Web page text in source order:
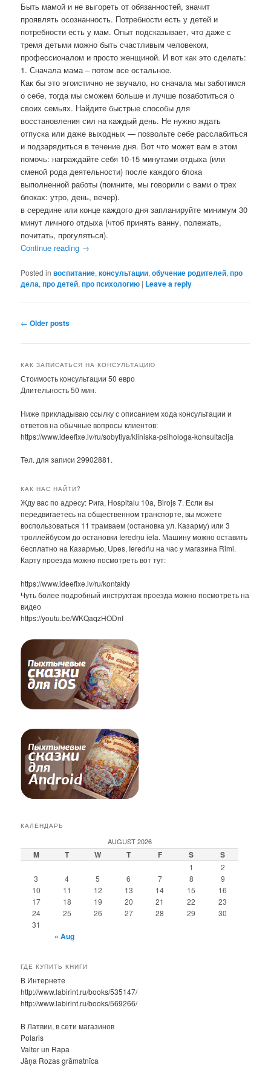
Быть мамой и не выгореть от обязанностей, значит
проявлять осознанность. Потребности есть у детей и
потребности есть у мам. Опыт подсказывает, что даже с
тремя детьми можно быть счастливым человеком,
профессионалом и просто женщиной. И вот как это сделать:
1. Сначала мама – потом все остальное.
Как бы это эгоистично не звучало, но сначала мы заботимся
о себе, тогда мы сможем больше и лучше позаботиться о
своих семьях. Найдите быстрые способы для
восстановления сил на каждый день. Не нужно ждать
отпуска или даже выходных — позвольте себе расслабиться
и подзарядиться в течение дня. Вот что может вам в этом
помочь: награждайте себя 10-15 минутами отдыха (или
сменой рода деятельности) после каждого блока
выполненной работы (помните, мы говорили с вами о трех
блоках: утро, день, вечер).
в середине или конце каждого дня запланируйте минимум 30
минут личного отдыха (чтоб принять ванну, полежать,
почитать, прогуляться).
Continue reading →
Posted in воспитание,консультации,обучение родителей,про
дела,про детей,про психологию | Leave a reply
Post
← Older posts
КАК ЗАПИСАТЬСЯ НА КОНСУЛЬТАЦИЮ
Стоимость консультации 50 евро
Длительность 50 мин.
Ниже прикладываю ссылку с описанием хода консультации и
ответов на обычные вопросы клиентов:
https://www.ideefixe.lv/ru/sobytiya/kliniska-psihologa-konsultacija
Тел. для записи 29902881.
КАК НАС НАЙТИ?
Жду вас по адресу: Рига, Hospitalu 10a, Birojs 7. Если вы
передвигаетесь на общественном транспорте, вы можете
воспользоваться 11 трамваем (остановка ул. Казарму) или 3
троллейбусом до остановки Ieredņu iela. Машину можно оставить
бесплатно на Казармью, Upes, Ieredńu на час у магазина Rimi.
Карту проезда можно посмотреть вот тут:
https://www.ideefixe.lv/ru/kontakty
Чуть более подробный инструктаж проезда можно посмотреть на
видео
https://youtu.be/WKQaqzHODnI
КАЛЕНДАРЬ
AUGUST 2026
M T W T F S S
1
2
3
4 5 6 7 8
9
10
11 12 13 14 15
16
17
18 19 20 21 22
23
24
25 26 27 28 29
30
31
« Aug
ГДЕ КУПИТЬ КНИГИ
В Интернете
http://www.labirint.ru/books/535147/
http://www.labirint.ru/books/569266/
В Латвии, в сети магазинов
Polaris
Valter un Rapa
Jāņa Rozas grāmatnīca